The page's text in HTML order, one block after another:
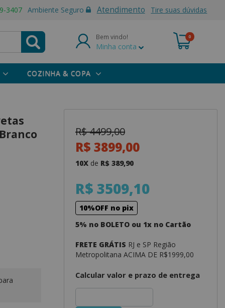
3407 Ambiente Seguro Atendimento Tire suas dúvidas
Bem vindo!
Minha conta
0
COZINHA & COPA
R$ 4499,00
R$ 3899,00
10X de R$ 389,90
R$ 3509,10
10%OFF no pix
5% no BOLETO ou 1x no Cartão
FRETE GRÁTIS RJ e SP Região
Metropolitana ACIMA DE R$1999,00
Calcular valor e prazo de entrega